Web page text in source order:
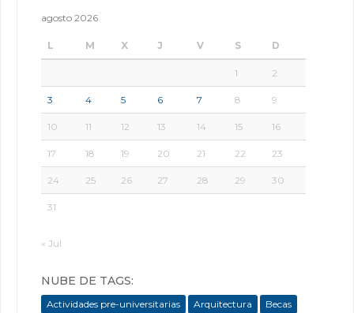
agosto 2026
L M X J V S D
1 2
3 4 5 6 7 8 9
10 11 12 13 14 15 16
17 18 19 20 21 22 23
24 25 26 27 28 29 30
31
« Jul
NUBE DE TAGS:
Actividades pre-universitarias Arquitectura
Becas